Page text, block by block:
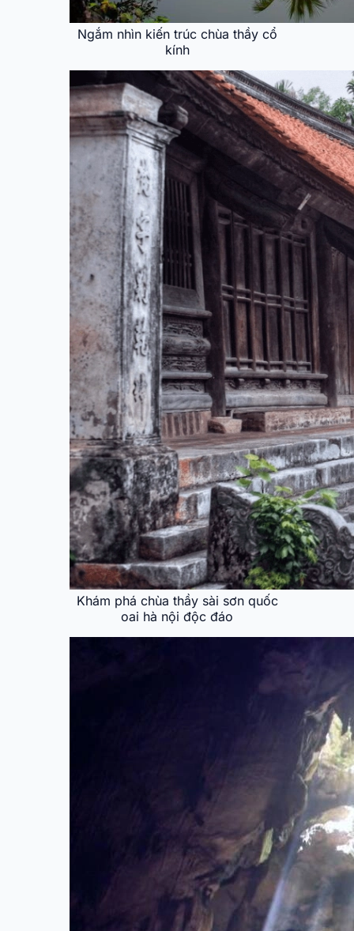
Ngắm nhìn kiến trúc chùa thầy cổ
kính
Khám phá chùa thầy sài sơn quốc
oai hà nội độc đáo